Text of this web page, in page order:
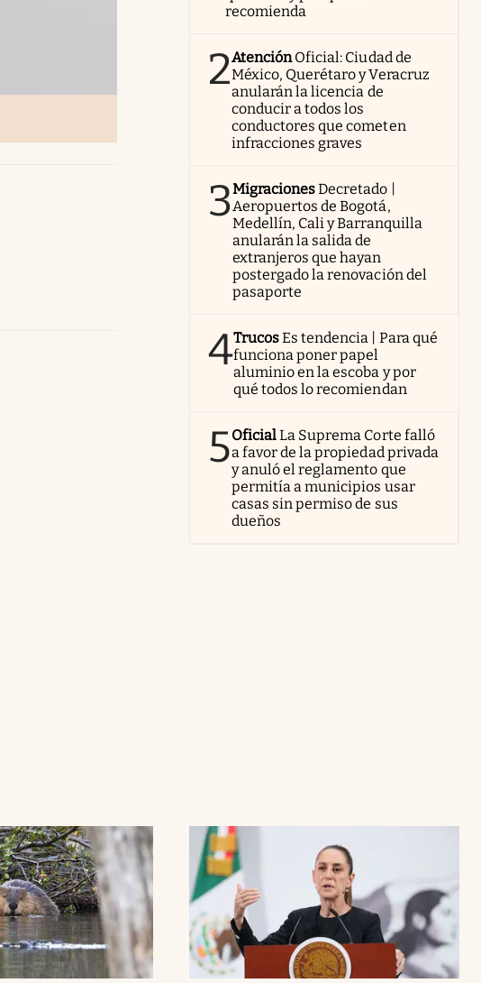
recomienda
2AtenciónOficial: Ciudad de
México, Querétaro y Veracruz
anularán la licencia de
conducir a todos los
conductores que cometen
infracciones graves
3MigracionesDecretado |
Aeropuertos de Bogotá,
Medellín, Cali y Barranquilla
anularán la salida de
extranjeros que hayan
postergado la renovación del
pasaporte
4TrucosEs tendencia | Para qué
funciona poner papel
aluminio en la escoba y por
qué todos lo recomiendan
5OficialLa Suprema Corte falló
a favor de la propiedad privada
y anuló el reglamento que
permitía a municipios usar
casas sin permiso de sus
dueños